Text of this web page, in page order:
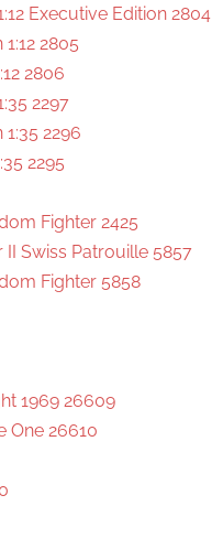
Executive Edition 2804
2805
2806
2297
2296
2295
Fighter 2425
Swiss Patrouille 5857
Fighter 5858
1969 26609
One 26610